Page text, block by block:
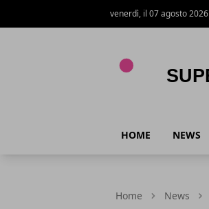
venerdì, il 07 agosto 2026
HOME NEWS
Home News